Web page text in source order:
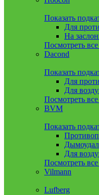
Показать
Для
На
Посмотреть
Dacond
Показать
Для
Для
Посмотреть
BVM
Показать
Для
Посмотреть
Vilmann
Lufberg